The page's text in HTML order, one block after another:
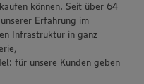
können. Seit über 64
Erfahrung im
Infrastruktur in ganz
für unsere Kunden geben